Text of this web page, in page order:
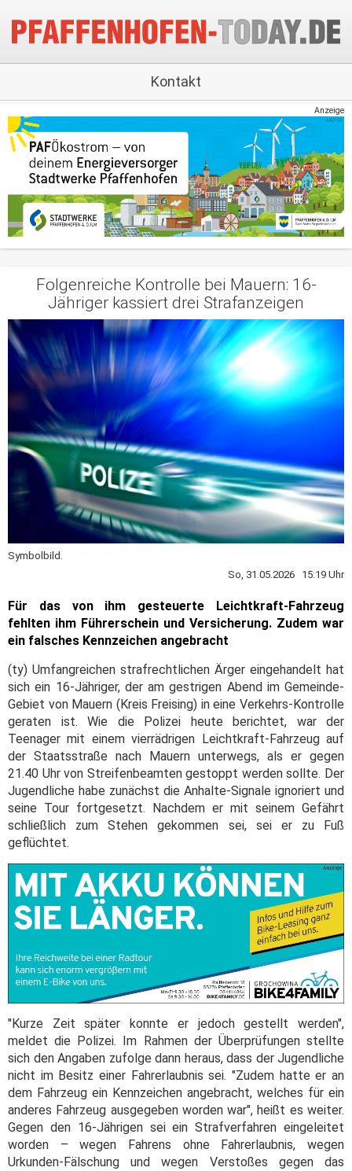
Kontakt
Anzeige
Folgenreiche Kontrolle bei Mauern: 16-
Jähriger kassiert drei Strafanzeigen
Symbolbild.
So, 31.05.2026 15:19 Uhr
Für das von ihm gesteuerte Leichtkraft-Fahrzeug
fehlten ihm Führerschein und Versicherung. Zudem war
ein falsches Kennzeichen angebracht
(ty) Umfangreichen strafrechtlichen Ärger eingehandelt hat
sich ein 16-Jähriger, der am gestrigen Abend im Gemeinde-
Gebiet von Mauern (Kreis Freising) in eine Verkehrs-Kontrolle
geraten ist. Wie die Polizei heute berichtet, war der
Teenager mit einem vierrädrigen Leichtkraft-Fahrzeug auf
der Staatsstraße nach Mauern unterwegs, als er gegen
21.40 Uhr von Streifenbeamten gestoppt werden sollte. Der
Jugendliche habe zunächst die Anhalte-Signale ignoriert und
seine Tour fortgesetzt. Nachdem er mit seinem Gefährt
schließlich zum Stehen gekommen sei, sei er zu Fuß
geflüchtet.
"Kurze Zeit später konnte er jedoch gestellt werden",
meldet die Polizei. Im Rahmen der Überprüfungen stellte
sich den Angaben zufolge dann heraus, dass der Jugendliche
nicht im Besitz einer Fahrerlaubnis sei. "Zudem hatte er an
dem Fahrzeug ein Kennzeichen angebracht, welches für ein
anderes Fahrzeug ausgegeben worden war", heißt es weiter.
Gegen den 16-Jährigen sei ein Strafverfahren eingeleitet
worden – wegen Fahrens ohne Fahrerlaubnis, wegen
Urkunden-Fälschung und wegen Verstoßes gegen das